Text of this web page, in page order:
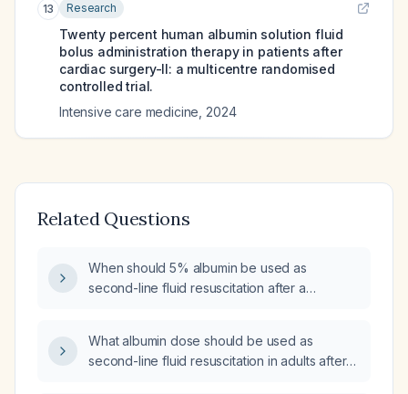
13 Research
Twenty percent human albumin solution fluid
bolus administration therapy in patients after
cardiac surgery-II: a multicentre randomised
controlled trial.
Intensive care medicine 2024
Related Questions
When should 5% albumin be used as
second-line fluid resuscitation after a
What albumin dose should be used as
second-line fluid resuscitation in adults after